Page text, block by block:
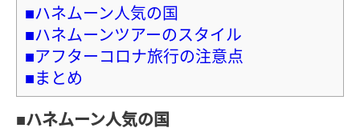
■ハネムーン人気の国
■ハネムーンツアーのスタイル
■アフターコロナ旅行の注意点
■まとめ
■ハネムーン人気の国